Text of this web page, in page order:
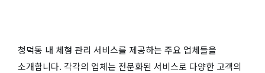
청덕동 내 체형 관리 서비스를 제공하는 주요 업체들을
소개합니다. 각각의 업체는 전문화된 서비스로 다양한 고객의